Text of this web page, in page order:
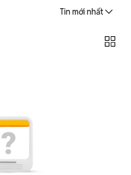
Tin mới nhất